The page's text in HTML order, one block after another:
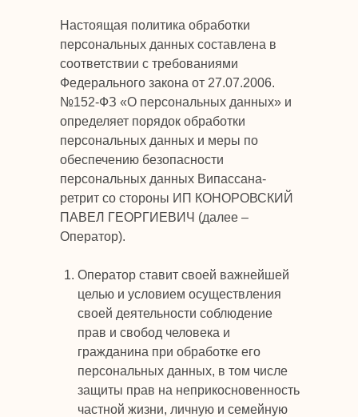
Настоящая политика обработки
персональных данных составлена в
соответствии с требованиями
Федерального закона от 27.07.2006.
№152-ФЗ «О персональных данных» и
определяет порядок обработки
персональных данных и меры по
обеспечению безопасности
персональных данных Випассана-
ретрит со стороны ИП КОНОРОВСКИЙ
ПАВЕЛ ГЕОРГИЕВИЧ (далее –
Оператор).
Оператор ставит своей важнейшей
целью и условием осуществления
своей деятельности соблюдение
прав и свобод человека и
гражданина при обработке его
персональных данных, в том числе
защиты прав на неприкосновенность
частной жизни, личную и семейную